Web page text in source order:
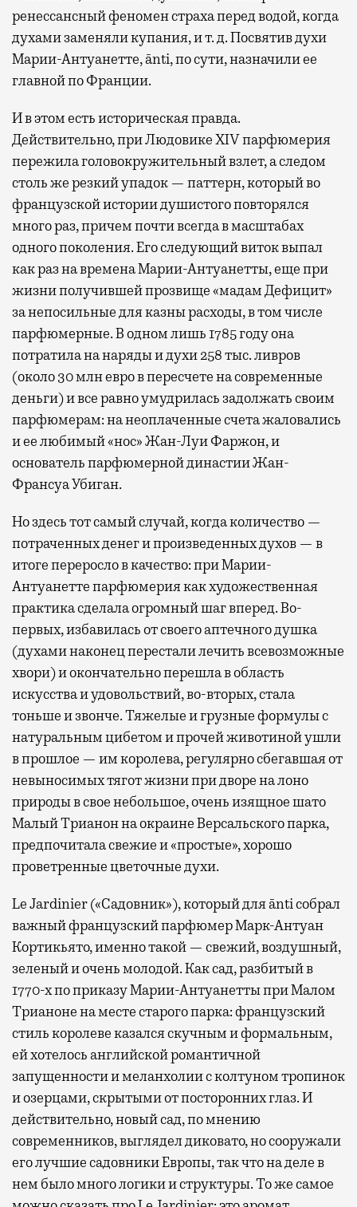
ренессансный феномен страха перед водой, когда
духами заменяли купания, и т. д. Посвятив духи
Марии-Антуанетте, ānti, по сути, назначили ее
главной по Франции.
И в этом есть историческая правда.
Действительно, при Людовике XIV парфюмерия
пережила головокружительный взлет, а следом
столь же резкий упадок — паттерн, который во
французской истории душистого повторялся
много раз, причем почти всегда в масштабах
одного поколения. Его следующий виток выпал
как раз на времена Марии-Антуанетты, еще при
жизни получившей прозвище «мадам Дефицит»
за непосильные для казны расходы, в том числе
парфюмерные. В одном лишь 1785 году она
потратила на наряды и духи 258 тыс. ливров
(около 30 млн евро в пересчете на современные
деньги) и все равно умудрилась задолжать своим
парфюмерам: на неоплаченные счета жаловались
и ее любимый «нос» Жан-Луи Фаржон, и
основатель парфюмерной династии Жан-
Франсуа Убиган.
Но здесь тот самый случай, когда количество —
потраченных денег и произведенных духов — в
итоге переросло в качество: при Марии-
Антуанетте парфюмерия как художественная
практика сделала огромный шаг вперед. Во-
первых, избавилась от своего аптечного душка
(духами наконец перестали лечить всевозможные
хвори) и окончательно перешла в область
искусства и удовольствий, во-вторых, стала
тоньше и звонче. Тяжелые и грузные формулы с
натуральным цибетом и прочей животиной ушли
в прошлое — им королева, регулярно cбегавшая от
невыносимых тягот жизни при дворе на лоно
природы в свое небольшое, очень изящное шато
Малый Трианон на окраине Версальского парка,
предпочитала свежие и «простые», хорошо
проветренные цветочные духи.
Le Jardinier («Садовник»), который для ānti собрал
важный французский парфюмер Марк-Антуан
Кортикьято, именно такой — свежий, воздушный,
зеленый и очень молодой. Как сад, разбитый в
1770-х по приказу Марии-Антуанетты при Малом
Трианоне на месте старого парка: французский
стиль королеве казался скучным и формальным,
ей хотелось английской романтичной
запущенности и меланхолии с колтуном тропинок
и озерцами, скрытыми от посторонних глаз. И
действительно, новый сад, по мнению
современников, выглядел диковато, но сооружали
его лучшие садовники Европы, так что на деле в
нем было много логики и структуры. То же самое